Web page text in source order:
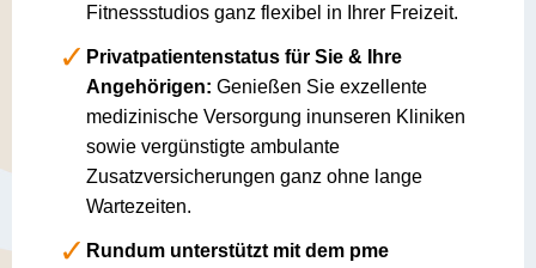
Fitnessstudios ganz flexibel in Ihrer Freizeit.
Privatpatientenstatus für Sie & Ihre
Angehörigen: Genießen Sie exzellente
medizinische Versorgung inunseren Kliniken
sowie vergünstigte ambulante
Zusatzversicherungen ganz ohne lange
Wartezeiten.
Rundum unterstützt mit dem pme